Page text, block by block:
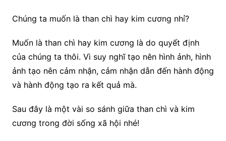
Chúng ta muốn là than chì hay kim cương nhỉ?
Muốn là than chì hay kim cương là do quyết định
của chúng ta thôi. Vì suy nghĩ tạo nên hình ảnh, hình
ảnh tạo nên cảm nhận, cảm nhận dẫn đến hành động
và hành động tạo ra kết quả mà.
Sau đây là một vài so sánh giữa than chì và kim
cương trong đời sống xã hội nhé!